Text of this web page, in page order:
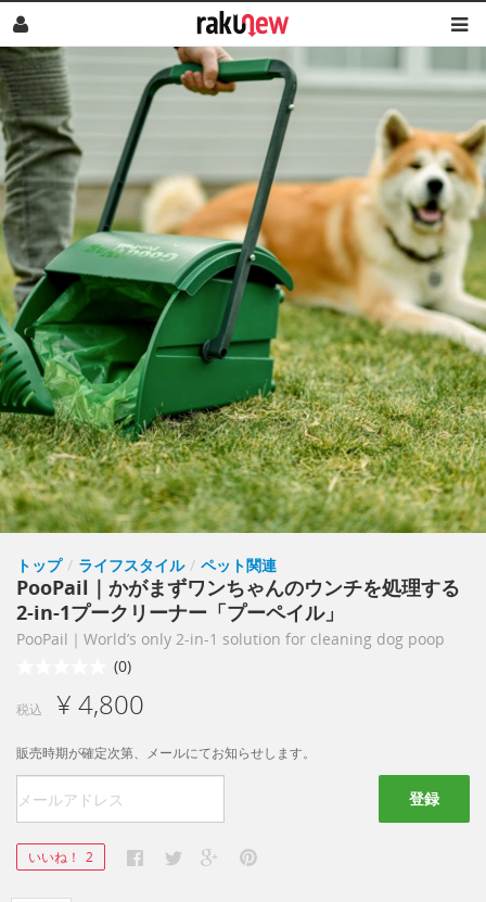
トップ / ライフスタイル / ペット関連
PooPail｜かがまずワンちゃんのウンチを処理する
2-in-1プークリーナー「プーペイル」
PooPail｜World’s only 2-in-1 solution for cleaning dog poop
(0)
税込 ¥ 4,800
販売時期が確定次第、メールにてお知らせします。
登録
いいね！ 2